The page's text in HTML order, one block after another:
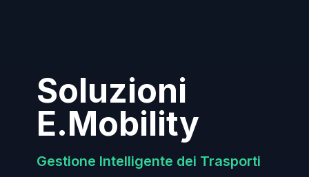
Soluzioni
E.Mobility
Gestione Intelligente dei Trasporti